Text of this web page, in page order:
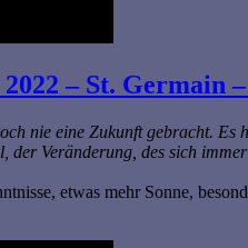
– St. Germain
nie eine Zukunft gebracht.
der Veränderung, des sich
etwas mehr Sonne,